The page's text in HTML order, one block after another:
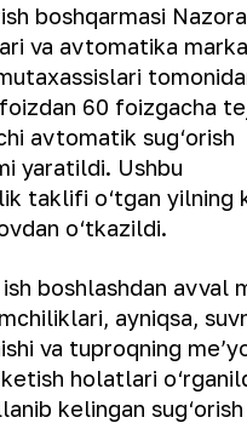
boshqarmasi
va avtomatika
60 foizgacha
avtomatik sug‘orish
yaratildi. Ushbu
taklifi o‘tgan yilning
o‘tkazildi.
boshlashdan avval
ayniqsa,
va tuproqning
holatlari
kelingan